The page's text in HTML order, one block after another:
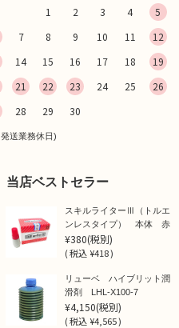
1 2 3 4
5
7 8 9 10 11
12
14 15 16 17 18
19
21 22 23 24 25
26
28 29 30
発送業務休日)
当店ベストセラー
スキルライターⅢ（トルエ
ンレスタイプ） 本体 赤
¥380(税別)
(税込¥418 )
リューベ ハイブリット潤
滑剤 LHL-X100-7
¥4,150(税別)
(税込¥4,565 )